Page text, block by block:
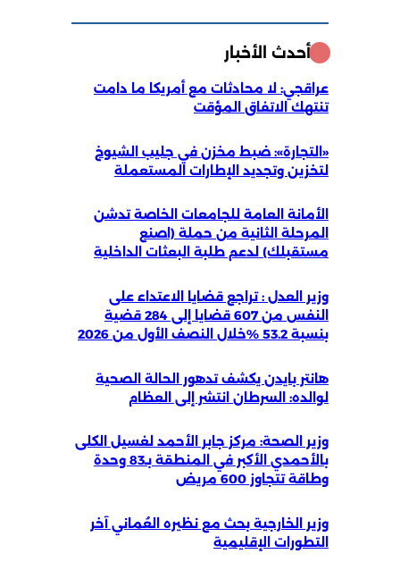
أحدث الأخبار
عراقجي: لا محادثات مع أمريكا ما دامت
تنتهك الاتفاق المؤقت
«التجارة»: ضبط مخزن في جليب الشيوخ
لتخزين وتجديد الإطارات المستعملة
الأمانة العامة للجامعات الخاصة تدشن
المرحلة الثانية من حملة (اصنع
مستقبلك) لدعم طلبة البعثات الداخلية
وزير العدل : تراجع قضايا الاعتداء على
النفس من 607 قضايا إلى 284 قضية
بنسبة 53.2 %خلال النصف الأول من 2026
هانتر بايدن يكشف تدهور الحالة الصحية
لوالده: السرطان انتشر إلى العظام
وزير الصحة: مركز جابر الأحمد لغسيل الكلى
بالأحمدي الأكبر في المنطقة بـ83 وحدة
وطاقة تتجاوز 600 مريض
وزير الخارجية بحث مع نظيره العُماني آخر
التطورات الإقليمية